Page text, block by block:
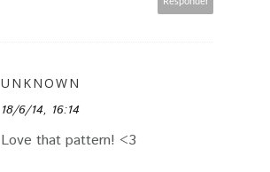
UNKNOWN
18/6/14, 16:14
Love that pattern! <3